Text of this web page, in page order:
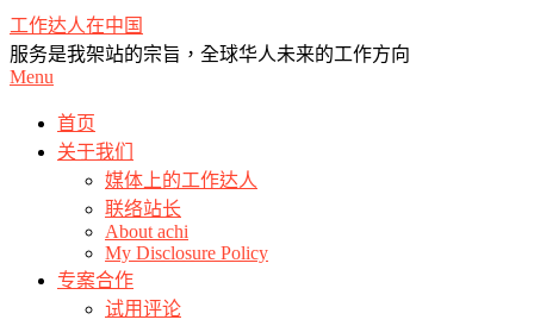
Skip
to
content
工作达人在中国
服务是我架站的宗旨，全球华人未来的工作方向
Primary
Menu
Menu
首页
关于我们
媒体上的工作达人
联络站长
About achi
My Disclosure Policy
专案合作
试用评论